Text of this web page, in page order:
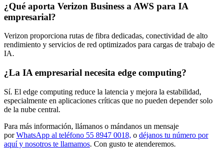
¿Qué aporta Verizon Business a AWS para IA
empresarial?
Verizon proporciona rutas de fibra dedicadas, conectividad de alto
rendimiento y servicios de red optimizados para cargas de trabajo de
IA.
¿La IA empresarial necesita edge computing?
Sí. El edge computing reduce la latencia y mejora la estabilidad,
especialmente en aplicaciones críticas que no pueden depender solo
de la nube central.
Para más información, llámanos o mándanos un mensaje
porWhatsApp al teléfono 55 8947 0018, o déjanos tu número por
aquí y nosotros te llamamos. Con gusto te atenderemos.